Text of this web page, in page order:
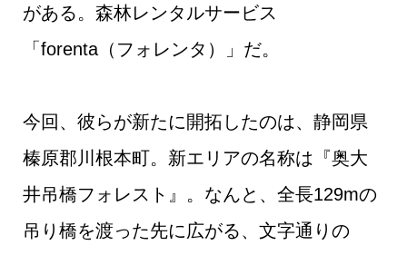
がある。森林レンタルサービス
「forenta（フォレンタ）」だ。
今回、彼らが新たに開拓したのは、静岡県
榛原郡川根本町。新エリアの名称は『奥大
井吊橋フォレスト』。なんと、全長129mの
吊り橋を渡った先に広がる、文字通りの